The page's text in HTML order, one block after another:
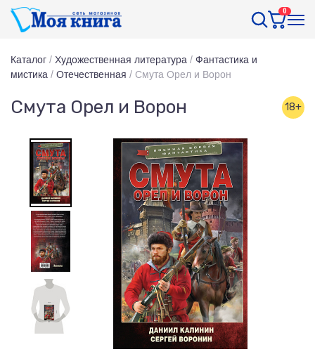
0
Каталог / Художественная литература / Фантастика и
мистика / Отечественная / Смута Орел и Ворон
Смута Орел и Ворон 18+